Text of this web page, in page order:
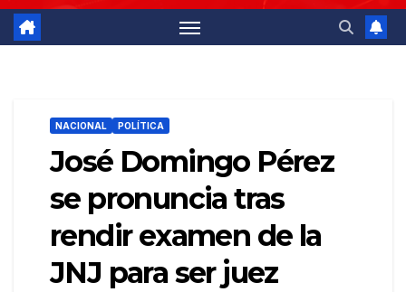
NACIONAL POLÍTICA
José Domingo Pérez
se pronuncia tras
rendir examen de la
JNJ para ser juez